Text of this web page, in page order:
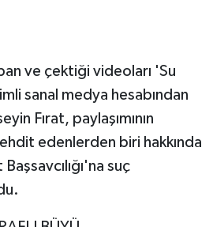
ve çektiği videoları 'Su
sanal medya hesabından
Fırat, paylaşımının
edenlerden biri hakkında
suç
Sahiplendirme